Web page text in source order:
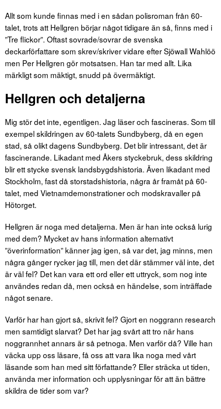
Allt som kunde finnas med i en sådan polisroman från 60-
talet, trots att Hellgren börjar något tidigare än så, finns med i
”Tre flickor”. Oftast sovrade/sovrar de svenska
deckarförfattare som skrev/skriver vidare efter Sjöwall Wahlöö
men Per Hellgren gör motsatsen. Han tar med allt. Lika
märkligt som mäktigt, snudd på övermäktigt.
Hellgren och detaljerna
Mig stör det inte, egentligen. Jag läser och fascineras. Som till
exempel skildringen av 60-talets Sundbyberg, då en egen
stad, så olikt dagens Sundbyberg. Det blir intressant, det är
fascinerande. Likadant med Åkers styckebruk, dess skildring
blir ett stycke svensk landsbygdshistoria. Även likadant med
Stockholm, fast då storstadshistoria, några år framåt på 60-
talet, med Vietnamdemonstrationer och modskravaller på
Hötorget.
Hellgren är noga med detaljerna. Men är han inte också lurig
med dem? Mycket av hans information alternativt
”överinformation” känner jag igen, så var det, jag minns, men
några gånger rycker jag till, men det där stämmer väl inte, det
är väl fel? Det kan vara ett ord eller ett uttryck, som nog inte
användes redan då, men också en händelse, som inträffade
något senare.
Varför har han gjort så, skrivit fel? Gjort en noggrann research
men samtidigt slarvat? Det har jag svårt att tro när hans
noggrannhet annars är så petnoga. Men varför då? Ville han
väcka upp oss läsare, få oss att vara lika noga med vårt
läsande som han med sitt författande? Eller sträcka ut tiden,
använda mer information och upplysningar för att än bättre
skildra de tider som var?